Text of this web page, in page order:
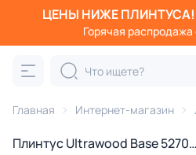
ЦЕНЫ НИЖЕ ПЛИНТУСА!
Горячая распродажа
Главная Интернет-магазин
Плинтус Ultrawood Base 5270